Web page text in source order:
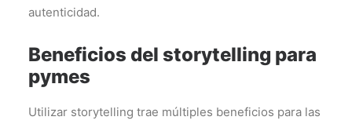
autenticidad.
Beneficios del storytelling para
pymes
Utilizar storytelling trae múltiples beneficios para las